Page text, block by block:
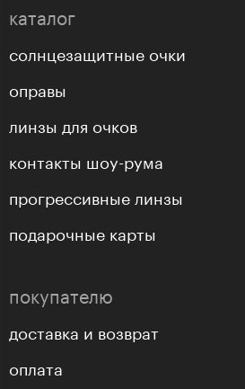
каталог
солнцезащитные очки
оправы
линзы для очков
контакты шоу-рума
прогрессивные линзы
подарочные карты
покупателю
доставка и возврат
оплата